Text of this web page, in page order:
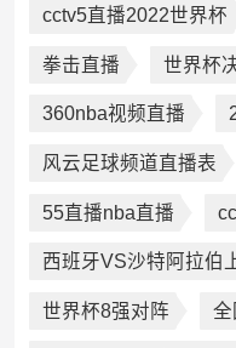
cctv5直播2022世界杯
拳击直播 世界杯
360nba视频直播
风云足球频道直播表
55直播nba直播
西班牙VS沙特阿拉伯
世界杯8强对阵 全